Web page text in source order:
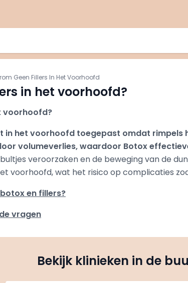
Geen Fillers In Het Voorhoofd
in het voorhoofd?
voorhoofd?
in het voorhoofd toegepast omdat
volumeverlies, waardoor Botox
veroorzaken en de beweging van de
voorhoofd, wat het risico op complicaties
en fillers?
vragen
Bekijk klinieken in de